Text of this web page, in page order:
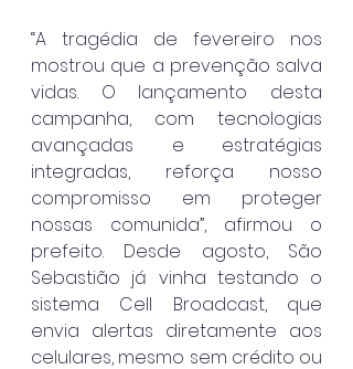
“A tragédia de fevereiro nos
mostrou que a prevenção salva
vidas. O lançamento desta
campanha, com tecnologias
avançadas e estratégias
integradas, reforça nosso
compromisso em proteger
nossas comunida”, afirmou o
prefeito. Desde agosto, São
Sebastião já vinha testando o
sistema Cell Broadcast, que
envia alertas diretamente aos
celulares, mesmo sem crédito ou